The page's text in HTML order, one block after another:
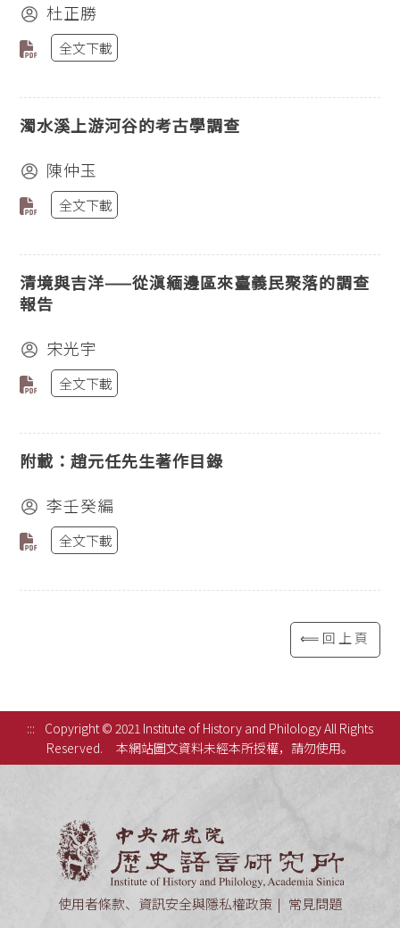
杜正勝
全文下載
濁水溪上游河谷的考古學調查
陳仲玉
全文下載
清境與吉洋——從滇緬邊區來臺義民聚落的調查
報告
宋光宇
全文下載
附載：趙元任先生著作目錄
李壬癸編
全文下載
⟸回上頁
:::
Copyright © 2021 Institute of History and Philology All Rights
Reserved.
本網站圖文資料未經本所授權，請勿使用。
使用者條款、資訊安全與隱私權政策
常見問題